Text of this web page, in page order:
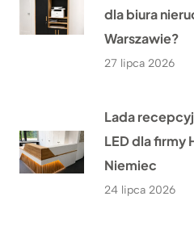
dla biura
Warszawie?
27 lipca 2026
Lada
LED dla firmy
Niemiec
24 lipca 2026